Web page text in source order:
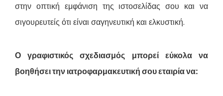
στην οπτική εμφάνιση της ιστοσελίδας σου και να
σιγουρευτείς ότι είναι σαγηνευτική και ελκυστική.
Ο γραφιστικός σχεδιασμός μπορεί εύκολα να
βοηθήσει την ιατροφαρμακευτική σου εταιρία να: